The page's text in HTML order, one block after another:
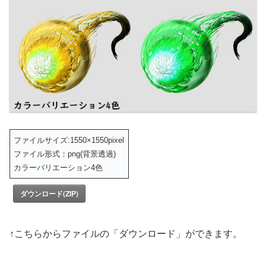
ファイルサイズ:1550×1550pixel
ファイル形式：png(背景透過)
カラーバリエーション4色
ダウンロード(ZIP)
↑こちらからファイルの「ダウンロード」ができます。